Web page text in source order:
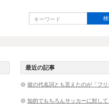
最近の記事
彼の代名詞とも言えたのが「フリ
知的でもちろんサッカーに対し